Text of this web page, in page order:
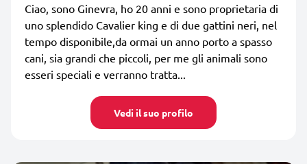
Ciao, sono Ginevra, ho 20 anni e sono proprietaria di
uno splendido Cavalier king e di due gattini neri, nel
tempo disponibile,da ormai un anno porto a spasso
cani, sia grandi che piccoli, per me gli animali sono
esseri speciali e verranno tratta...
Vedi il suo profilo